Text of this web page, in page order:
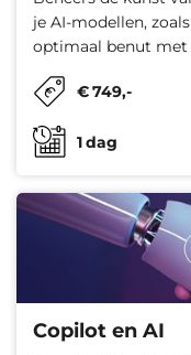
je AI-modellen,
optimaal benut
€749,-
1dag
Copilot en AI